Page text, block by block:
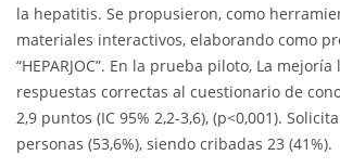
la hepatitis. Se propusieron, como
materiales interactivos, elaborando como
“HEPARJOC”. En la prueba piloto, La
respuestas correctas al cuestionario de
2,9 puntos (IC 95% 2,2-3,6), (p<0,001).
personas (53,6%), siendo cribadas 23 (41%).